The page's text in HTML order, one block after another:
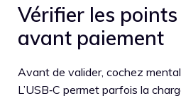
Vérifier les
avant paiement
Avant de valider, cochez
L’USB‑C permet parfois la